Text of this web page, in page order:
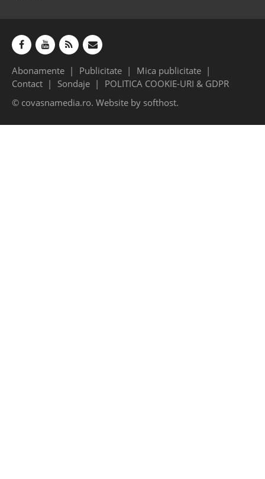
Abonamente Publicitate
Mica publicitate
Contact
Sondaje
POLITICA COOKIE-URI & GDPR
© covasnamedia.ro. Website by softhost.